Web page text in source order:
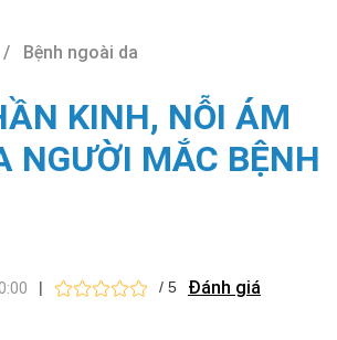
Bệnh ngoài da
KINH, NỖI ÁM
NGƯỜI MẮC BỆNH
| / 5 Đánh giá